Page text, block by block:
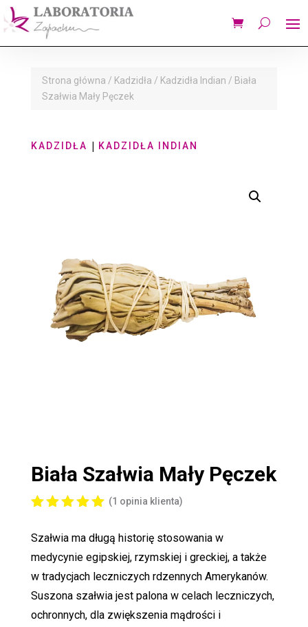
Strona główna / Kadzidła / Kadzidła Indian / Biała
Szałwia Mały Pęczek
KADZIDŁA | KADZIDŁA INDIAN
Biała Szałwia Mały Pęczek
5.00 na 5
na
podstawi
klienta
(1 opinia klienta)
Szałwia ma długą historię stosowania w
medycynie egipskiej, rzymskiej i greckiej, a także
w tradycjach leczniczych rdzennych Amerykanów.
Suszona szałwia jest palona w celach leczniczych,
ochronnych, dla zwiększenia mądrości i